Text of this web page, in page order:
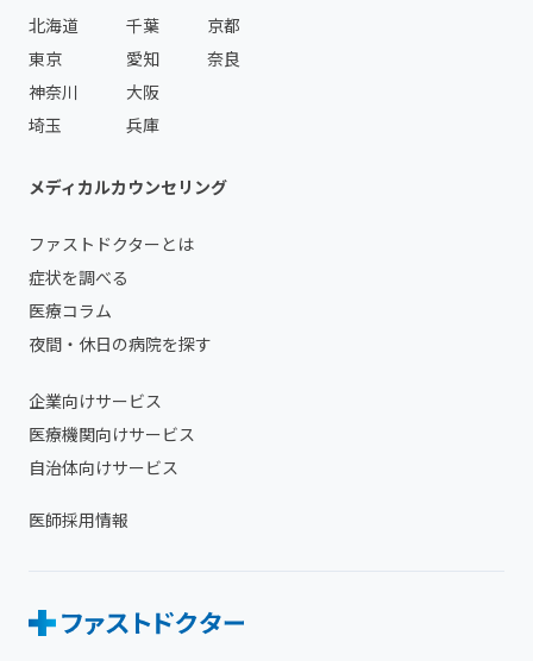
北海道
東京
神奈川
埼玉
千葉
愛知
大阪
兵庫
京都
奈良
メディカルカウンセリング
ファストドクターとは
症状を調べる
医療コラム
夜間・休日の病院を探す
企業向けサービス
医療機関向けサービス
自治体向けサービス
医師採用情報